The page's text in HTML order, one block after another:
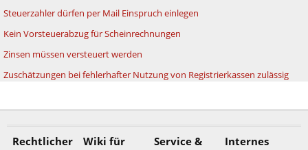
Steuerzahler dürfen per Mail Einspruch einlegen
Kein Vorsteuerabzug für Scheinrechnungen
Zinsen müssen versteuert werden
Zuschätzungen bei fehlerhafter Nutzung von Registrierkassen zulässig
Rechtlicher
Wiki für
Service &
Internes